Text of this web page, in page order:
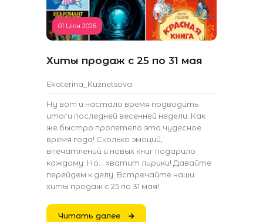
01 Июн 2026
Хиты продаж с 25 по 31 мая
Ekaterina_Kuznetsova
Ну вот и настало время подводить
итоги последней весенней недели. Как
же быстро пролетело это чудесное
время года! Сколько эмоций,
впечатлений и новых книг подарило
каждому. Но... хватит лирики! Давайте
перейдем к делу. Встречайте наши
хиты продаж с 25 по 31 мая!
Читать далее